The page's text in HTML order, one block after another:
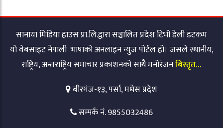
सानाया मिडिया हाउस प्रा.लि.द्वारा सञ्चालित प्रदेश टिभी डेली डटकम
यो वेबसाइट नेपाली भाषाको अनलाइन न्युज पोर्टल हो। जसले स्थानीय,
राष्ट्रिय, अन्तराष्ट्रिय समाचार प्रकाशनको साथै मनोरंजनबिस्तृत…
बीरगंज-१३, पर्सा, मधेस प्रदेश
सम्पर्क नं. 9855032486